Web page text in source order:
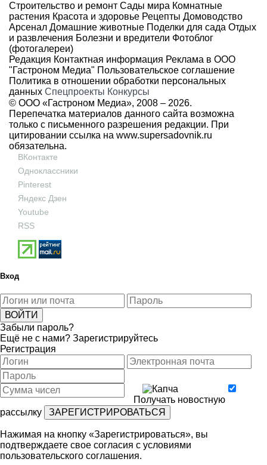
Строительство и ремонт Сады мира Комнатные
растения Красота и здоровье Рецепты Домоводство
Арсенал Домашние животные Поделки для сада Отдых
и развлечения Болезни и вредители Фотоблог
(фотогалереи)
Редакция Контактная информация Реклама в ООО
"Гастроном Медиа" Пользовательское соглашение
Политика в отношении обработки персональных
данных Спецпроекты Конкурсы
© ООО «Гастроном Медиа», 2008 – 2026.
Перепечатка материалов данного сайта возможна
только с письменного разрешения редакции. При
цитировании ссылка на www.supersadovnik.ru
обязательна.
ВКонтакте
Одноклассники
Pinterest
Яндекс Дзен
Youtube
RSS
Вход
Забыли пароль?
Ещё не с нами? Зарегистрируйтесь
Регистрация
Получать новостную
рассылку
Нажимая на кнопку «Зарегистрироваться», вы
подтверждаете свое согласия с условиями
пользовательского соглашения.